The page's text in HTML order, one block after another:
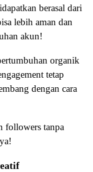
berasal dari
lebih aman dan
akun!
organik
tetap
dengan cara
followers tanpa